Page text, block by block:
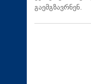
გაემგზავრნენ.